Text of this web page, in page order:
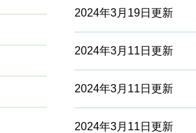
2024年3月19日更新
2024年3月11日更新
2024年3月11日更新
2024年3月11日更新